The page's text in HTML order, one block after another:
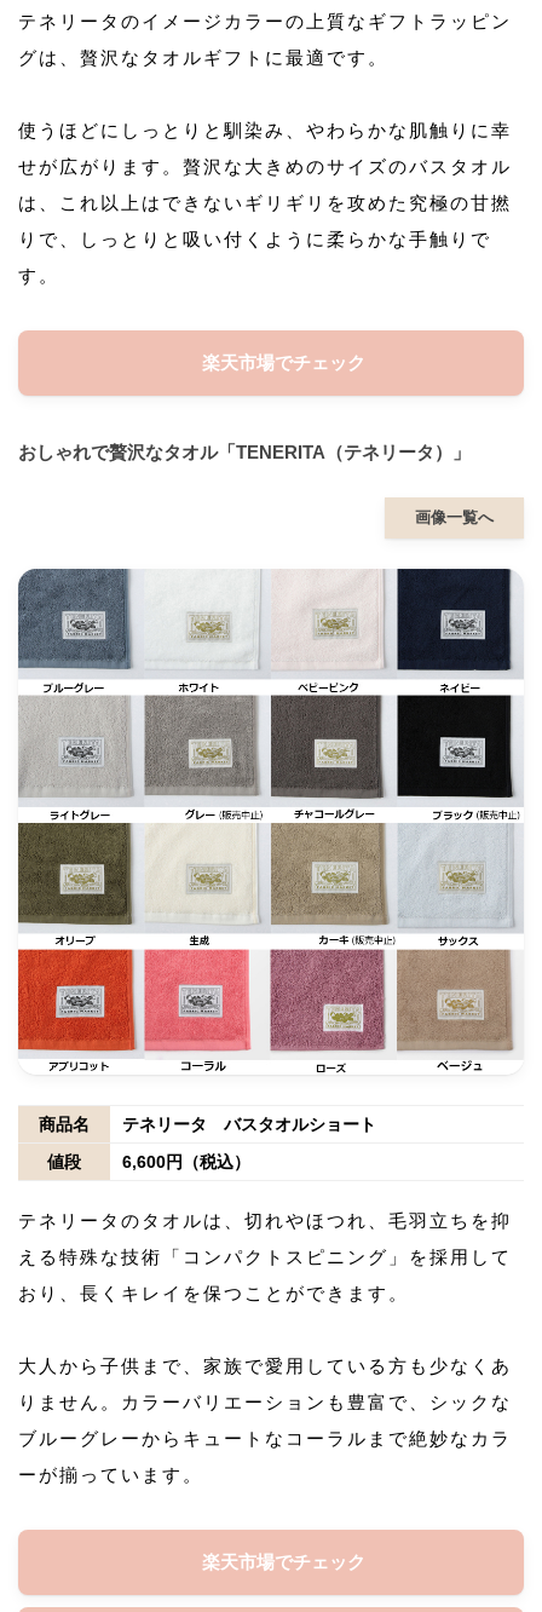
テネリータのイメージカラーの上質なギフトラッピン
グは、贅沢なタオルギフトに最適です。
使うほどにしっとりと馴染み、やわらかな肌触りに幸
せが広がります。贅沢な大きめのサイズのバスタオル
は、これ以上はできないギリギリを攻めた究極の甘撚
りで、しっとりと吸い付くように柔らかな手触りで
す。
楽天市場でチェック
おしゃれで贅沢なタオル「TENERITA（テネリータ）」
画像一覧へ
商品名
テネリータ バスタオルショート
値段
6,600円（税込）
テネリータのタオルは、切れやほつれ、毛羽立ちを抑
える特殊な技術「コンパクトスピニング」を採用して
おり、長くキレイを保つことができます。
大人から子供まで、家族で愛用している方も少なくあ
りません。カラーバリエーションも豊富で、シックな
ブルーグレーからキュートなコーラルまで絶妙なカラ
ーが揃っています。
楽天市場でチェック